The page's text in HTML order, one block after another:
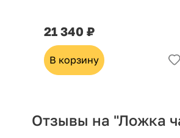
21 340 ₽
В корзину
Отзывы на "Ложка